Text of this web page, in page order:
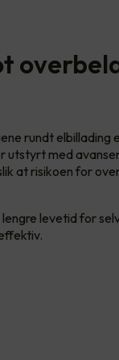
rundt
utstyrt med
at risikoen for
levetid for